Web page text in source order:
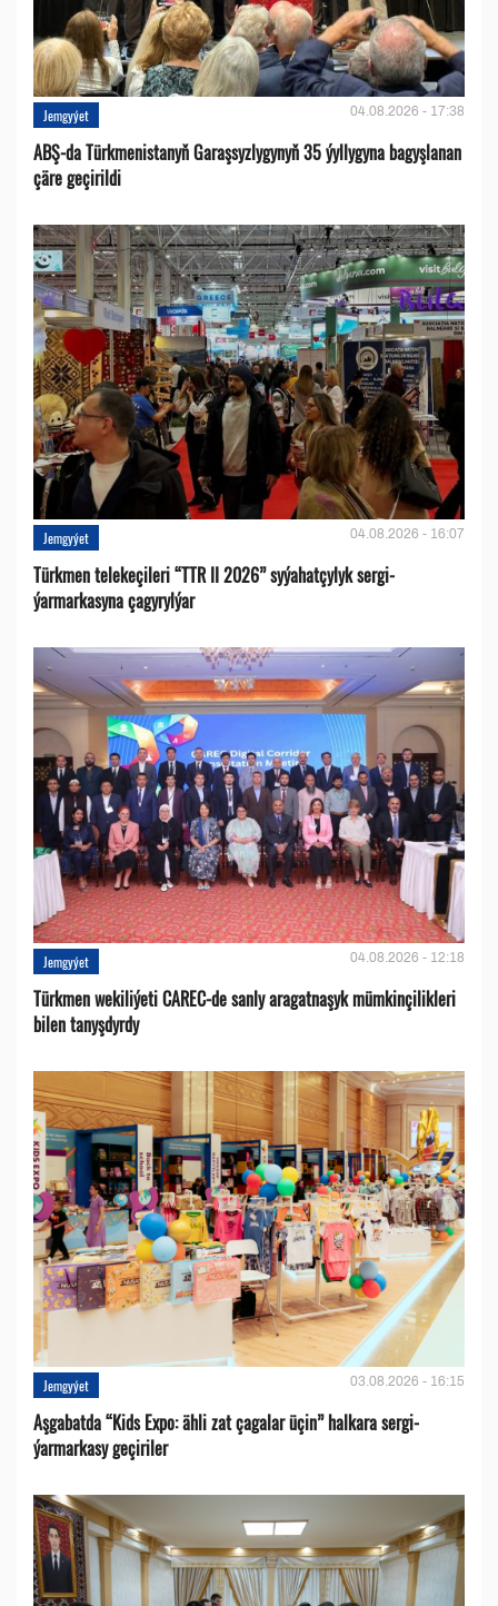
Jemgyýet 04.08.2026 - 17:38
ABŞ-da Türkmenistanyň Garaşsyzlygynyň 35 ýyllygyna bagyşlanan
çäre geçirildi
Jemgyýet 04.08.2026 - 16:07
Türkmen telekeçileri “TTR II 2026” syýahatçylyk sergi-
ýarmarkasyna çagyrylýar
Jemgyýet 04.08.2026 - 12:18
Türkmen wekiliýeti CAREC-de sanly aragatnaşyk mümkinçilikleri
bilen tanyşdyrdy
Jemgyýet 03.08.2026 - 16:15
Aşgabatda “Kids Expo: ähli zat çagalar üçin” halkara sergi-
ýarmarkasy geçiriler